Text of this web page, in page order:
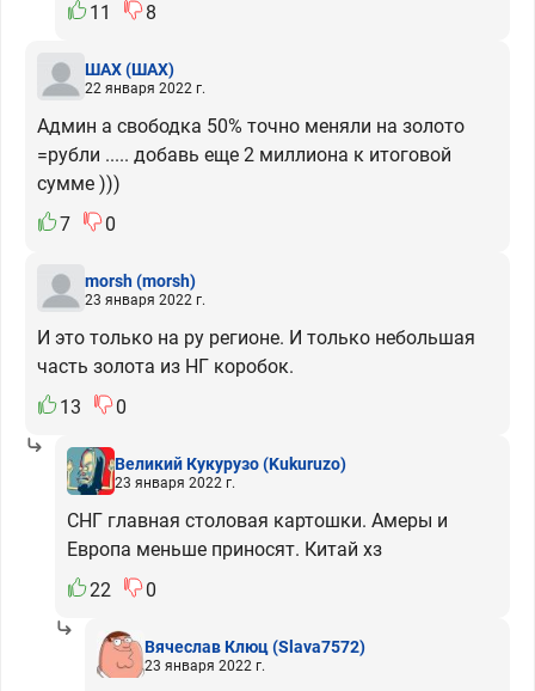
11
8
ШАХ(ШАХ)
22 января 2022 г.
Админ а свободка 50% точно меняли на золото
=рубли ..... добавь еще 2 миллиона к итоговой
сумме )))
7
0
morsh(morsh)
23 января 2022 г.
И это только на ру регионе. И только небольшая
часть золота из НГ коробок.
13
0
Великий Кукурузо(Kukuruzo)
23 января 2022 г.
СНГ главная столовая картошки. Амеры и
Европа меньше приносят. Китай хз
22
0
Вячеслав Клюц(Slava7572)
23 января 2022 г.